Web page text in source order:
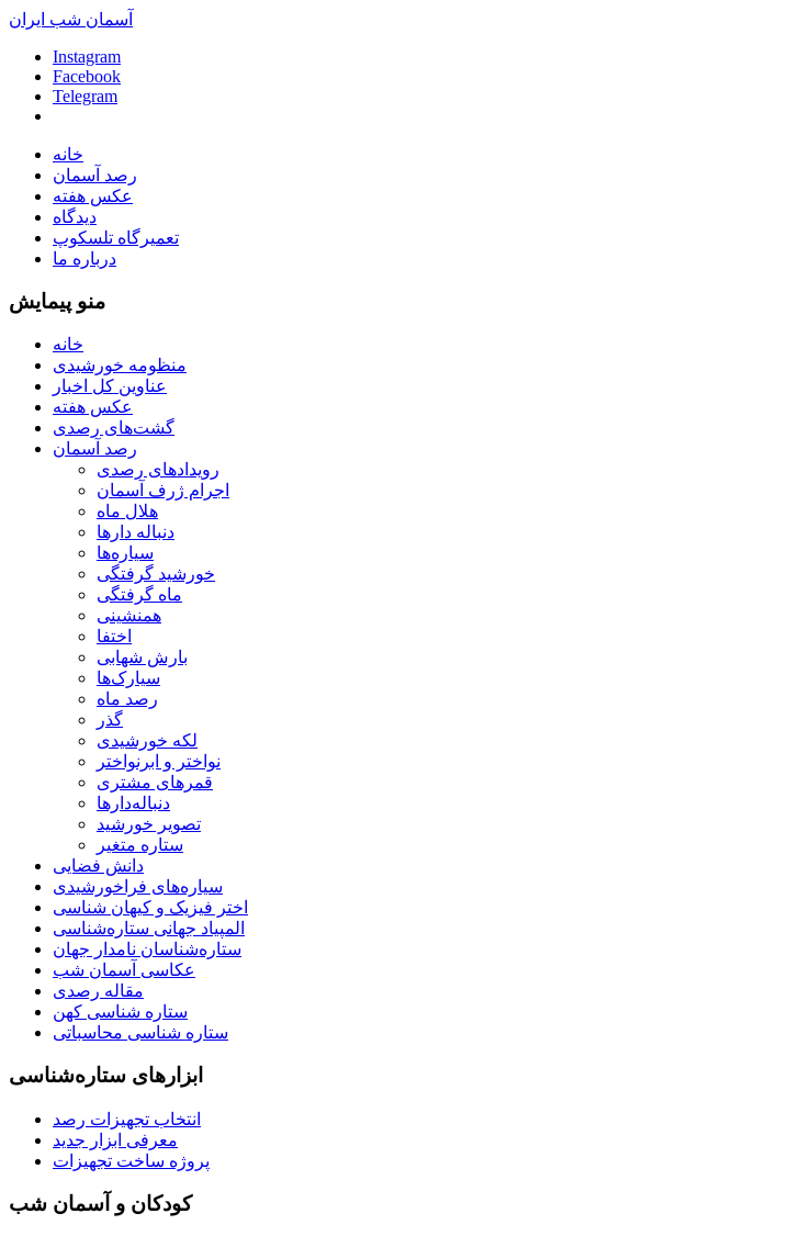
آسمان شب ایران
Instagram
Facebook
Telegram
خانه
رصد آسمان
عکس هفته
دیدگاه
تعمیرگاه تلسکوپ
درباره ما
منو پیمایش
خانه
منظومه خورشیدی
عناوین کل اخبار
عکس هفته
گشت‌های رصدی
رصد آسمان
رویدادهای رصدی
اجرام ژرف آسمان
هلال ماه
دنباله دارها
سیاره‌ها
خورشید گرفتگی
ماه گرفتگی
همنشینی
اختفا
بارش شهابی
سیارک‌ها
رصد ماه
گذر
لکه خورشیدی
نواختر و ابرنواختر
قمرهای مشتری
دنباله‌دارها
تصویر خورشید
ستاره متغیر
دانش فضایی
سیاره‌های فراخورشیدی
اختر فیزیک و کیهان شناسی
المپیاد جهانی ستاره‌شناسی
ستاره‌شناسان نامدار جهان
عکاسی آسمان شب
مقاله رصدی
ستاره شناسی کهن
ستاره شناسی محاسباتی
ابزارهای ستاره‌شناسی
انتخاب تجهیزات رصد
معرفی ابزار جدید
پروژه ساخت تجهیزات
کودکان و آسمان شب